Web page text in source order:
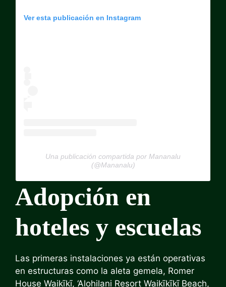
Ver esta publicación en Instagram
Una publicación compartida por Mananalu
(@Mananalu)
Adopción en
hoteles y escuelas
Las primeras instalaciones ya están operativas
en estructuras como la aleta gemela, Romer
House Waikīkī, ‘Alohilani Resort Waikīkīkī Beach,